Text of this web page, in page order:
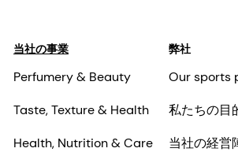
当社の事業
Perfumery & Beauty
Taste, Texture & Health
Health, Nutrition & Care
弊社
Our sports
私たちの目
当社の経営